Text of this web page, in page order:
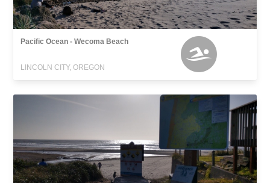
Pacific Ocean - Wecoma Beach
LINCOLN CITY, OREGON